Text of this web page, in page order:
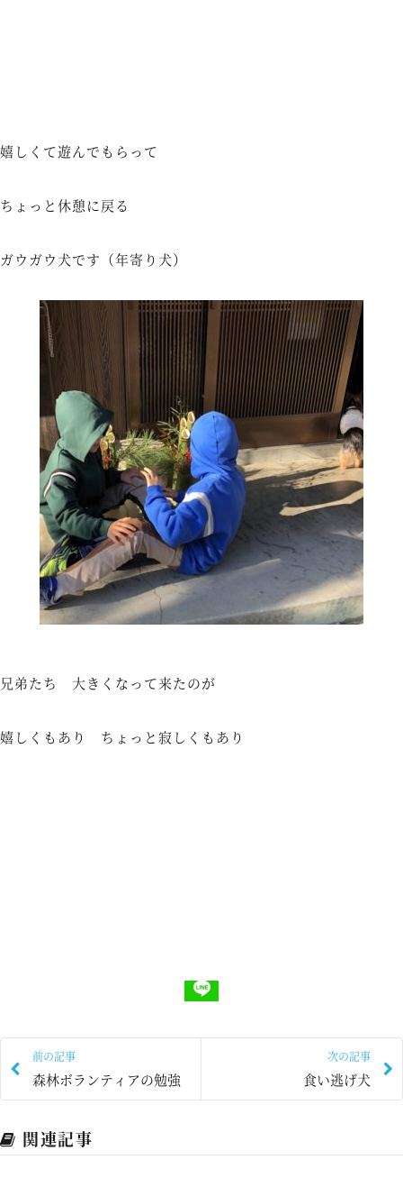
嬉しくて遊んでもらって
ちょっと休憩に戻る
ガウガウ犬です（年寄り犬）
兄弟たち 大きくなって来たのが
嬉しくもあり ちょっと寂しくもあり
前の記事
森林ボランティアの勉強
次の記事
食い逃げ犬
関連記事